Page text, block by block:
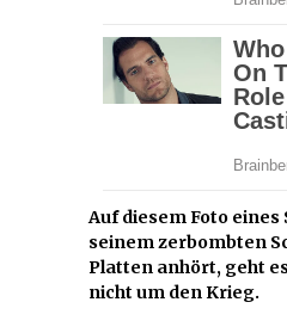
Auf diesem Foto eines
seinem zerbombten
Platten anhört, geht
nicht um den Krieg.